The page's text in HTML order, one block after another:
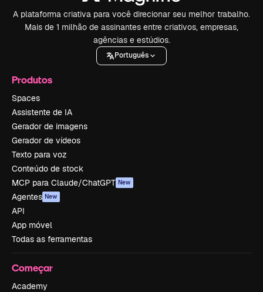
A plataforma criativa para você direcionar seu melhor trabalho.
Mais de 1 milhão de assinantes entre criativos, empresas,
agências e estúdios.
Português
Produtos
Spaces
Assistente de IA
Gerador de imagens
Gerador de vídeos
Texto para voz
Conteúdo de stock
MCP para Claude/ChatGPT New
Agentes New
API
App móvel
Todas as ferramentas
Começar
Academy